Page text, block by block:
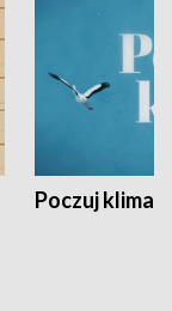
Poczuj klimat